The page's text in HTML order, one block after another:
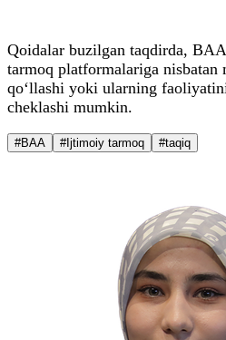
Qoidalar buzilgan taqdirda,
tarmoq platformalariga nisbatan
qo‘llashi yoki ularning
cheklashi mumkin.
#BAA #Ijtimoiy tarmoq #taqiq